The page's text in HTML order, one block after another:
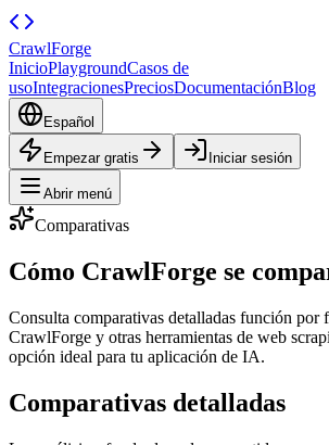
CrawlForge
InicioPlaygroundCasos de
usoIntegracionesPreciosDocumentaciónBlog
Español
Empezar gratis Iniciar sesión
Abrir menú
Comparativas
Cómo CrawlForge se
Consulta comparativas detalladas función por
CrawlForge y otras herramientas de web
opción ideal para tu aplicación de IA.
Comparativas detalladas